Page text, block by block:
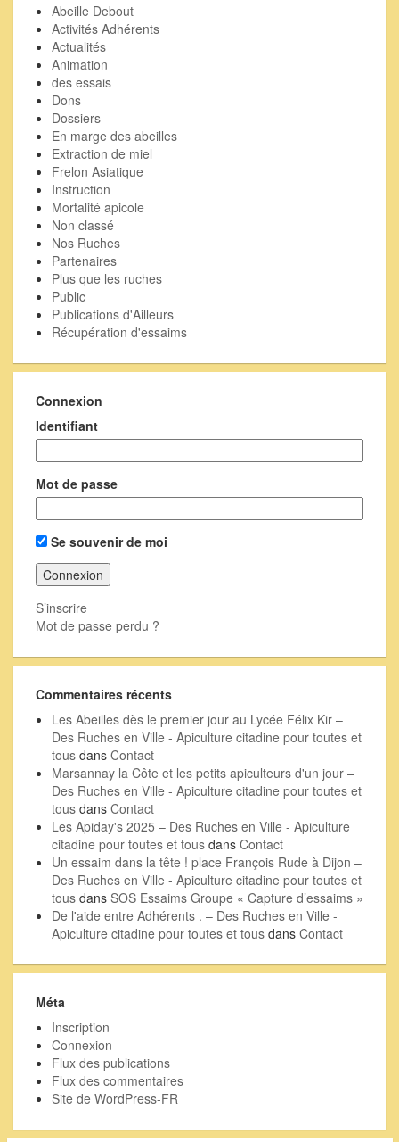
Abeille Debout
Activités Adhérents
Actualités
Animation
des essais
Dons
Dossiers
En marge des abeilles
Extraction de miel
Frelon Asiatique
Instruction
Mortalité apicole
Non classé
Nos Ruches
Partenaires
Plus que les ruches
Public
Publications d'Ailleurs
Récupération d'essaims
Connexion
Identifiant
Mot de passe
Se souvenir de moi
S’inscrire
Mot de passe perdu ?
Commentaires récents
Les Abeilles dès le premier jour au Lycée Félix Kir –
Des Ruches en Ville - Apiculture citadine pour toutes et
tous dans Contact
Marsannay la Côte et les petits apiculteurs d'un jour –
Des Ruches en Ville - Apiculture citadine pour toutes et
tous dans Contact
Les Apiday's 2025 – Des Ruches en Ville - Apiculture
citadine pour toutes et tous dans Contact
Un essaim dans la tête ! place François Rude à Dijon –
Des Ruches en Ville - Apiculture citadine pour toutes et
tous dans SOS Essaims Groupe « Capture d’essaims »
De l'aide entre Adhérents . – Des Ruches en Ville -
Apiculture citadine pour toutes et tous dans Contact
Méta
Inscription
Connexion
Flux des publications
Flux des commentaires
Site de WordPress-FR